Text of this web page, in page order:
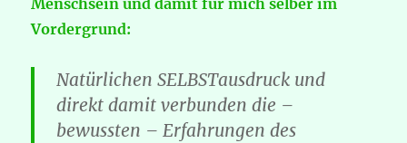
Menschsein und damit für mich selber im
Vordergrund:
Natürlichen SELBSTausdruck und
direkt damit verbunden die –
bewussten – Erfahrungen des